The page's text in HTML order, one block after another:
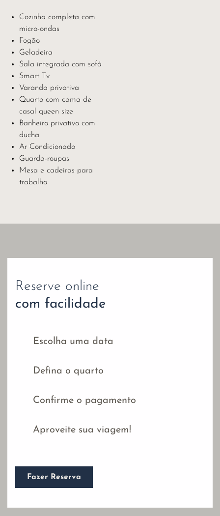
Cozinha completa com
micro-ondas
Fogão
Geladeira
Sala integrada com sofá
Smart Tv
Varanda privativa
Quarto com cama de
casal queen size
Banheiro privativo com
ducha
Ar Condicionado
Guarda-roupas
Mesa e cadeiras para
trabalho
Reserve online
com facilidade
Escolha uma data
Defina o quarto
Confirme o pagamento
Aproveite sua viagem!
Fazer Reserva